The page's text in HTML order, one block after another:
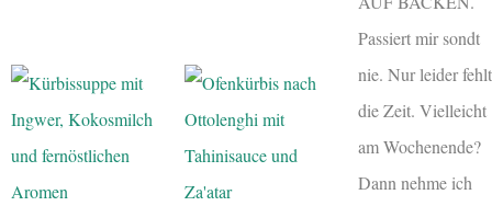
Passiert mir sondt
nie. Nur leider fehlt
die Zeit. Vielleicht
am Wochenende?
Dann nehme ich